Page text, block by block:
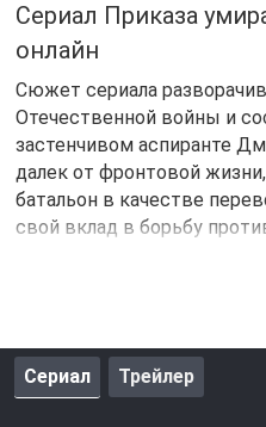
Сериал Приказа
онлайн
Сюжет сериала
Отечественной войны и
застенчивом аспиранте
далек от фронтовой
батальон в качестве
свой вклад в борьбу
приходится
постепенно закаляют его
кровопролитных сражений
цену мира и жизни.
Сериал Трейлер